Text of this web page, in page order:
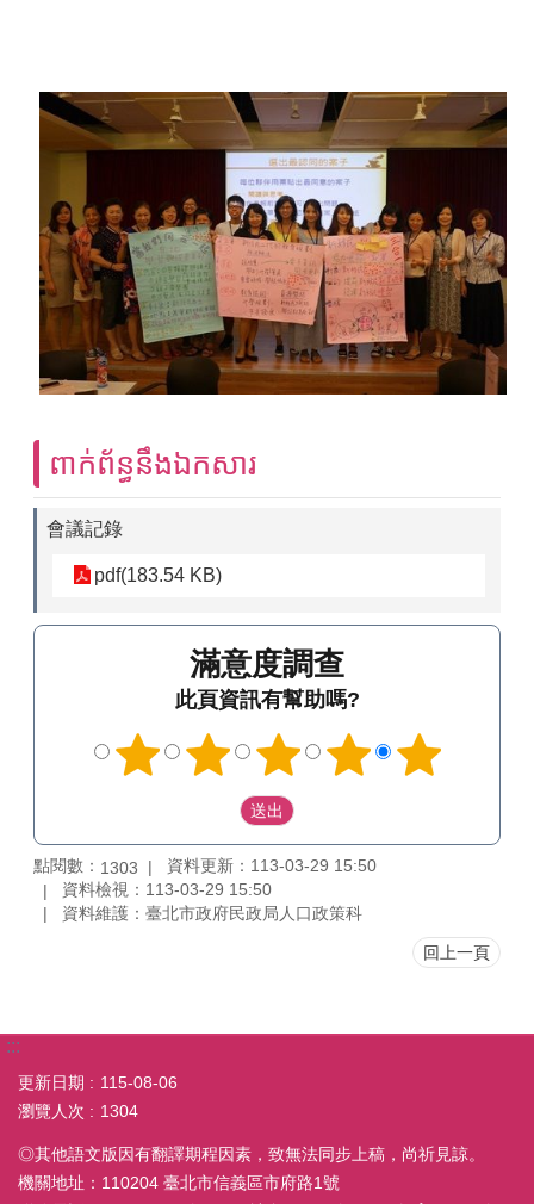
ពាក់ព័ន្ធនឹងឯកសារ
會議記錄
pdf(183.54 KB)
滿意度調查
此頁資訊有幫助嗎?
點閱數： 1303
資料更新：113-03-29 15:50
資料檢視：113-03-29 15:50
資料維護：臺北市政府民政局人口政策科
回上一頁
:::
更新日期
115-08-06
瀏覽人次
1304
◎其他語文版因有翻譯期程因素，致無法同步上稿，尚祈見諒。
機關地址：110204 臺北市信義區市府路1號